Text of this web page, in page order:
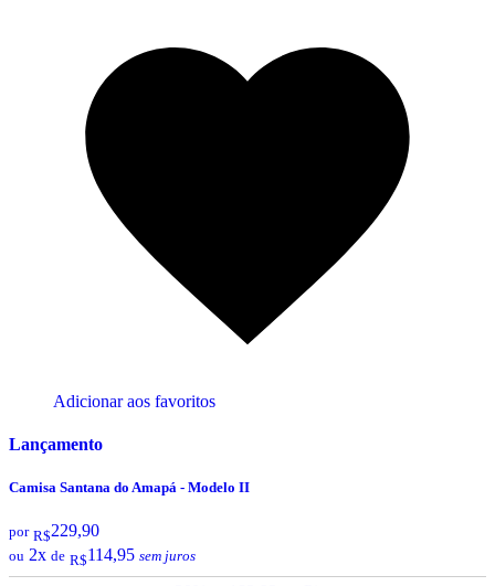
Adicionar aos favoritos
Lançamento
Camisa Santana do Amapá - Modelo II
por R$229,90
ou 2x de R$114,95 sem juros